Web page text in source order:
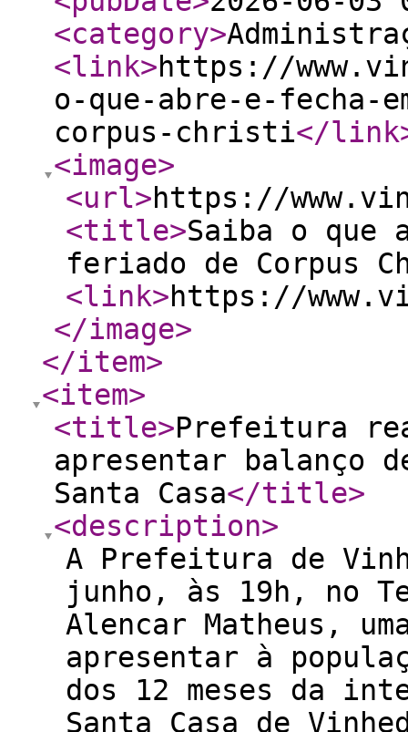
<category>
<link>https://
o-que-abre-e-fecha-
corpus-christi</link
<image>
<url>https://
<title>Saiba o que
feriado de Corpus
<link>https://
</image>
</item>
<item>
<title>Prefeitura
apresentar balanço
Santa Casa</title>
<description>
A Prefeitura de
junho, às 19h, no
Alencar Matheus,
apresentar à
dos 12 meses da
Santa Casa de